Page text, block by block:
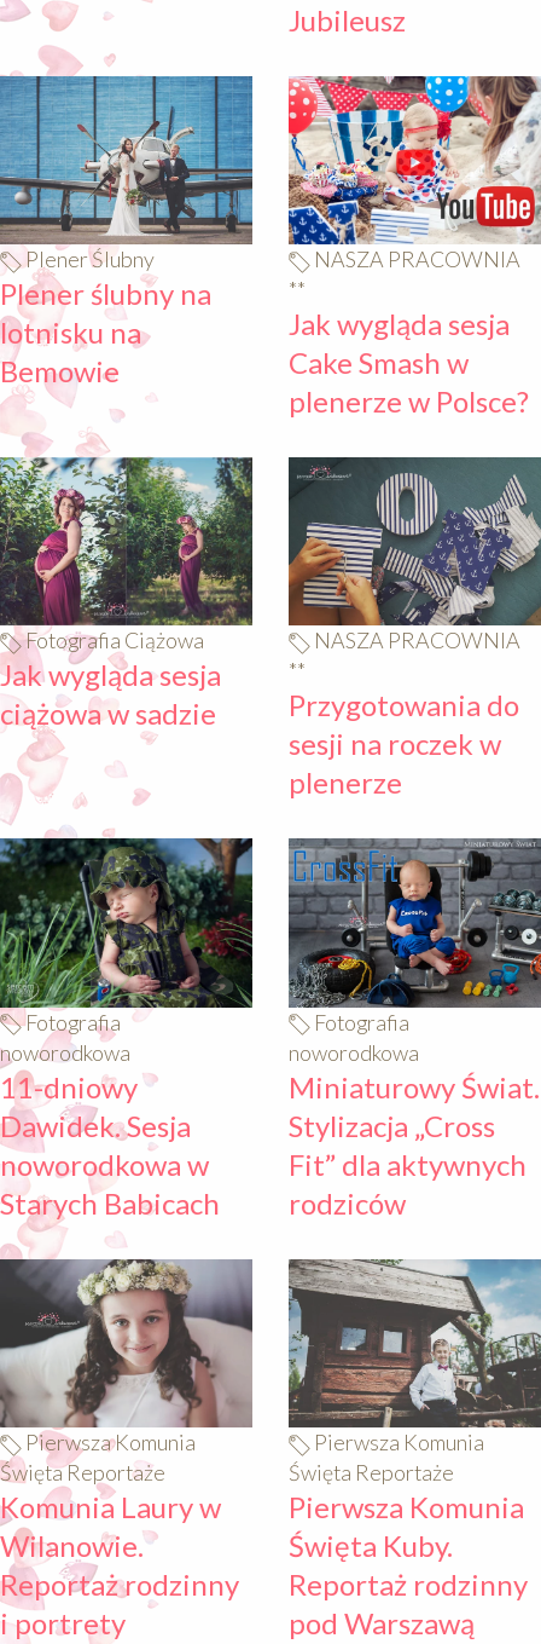
Jubileusz
640
Plener Ślubny
Plener ślubny na
lotnisku na
Bemowie
640
NASZA PRACOWNIA
**
Jak wygląda sesja
Cake Smash w
plenerze w Polsce?
640
Fotografia Ciążowa
Jak wygląda sesja
ciążowa w sadzie
640
NASZA PRACOWNIA
**
Przygotowania do
sesji na roczek w
plenerze
640
Fotografia
noworodkowa
11-dniowy
Dawidek. Sesja
noworodkowa w
Starych Babicach
640
Fotografia
noworodkowa
Miniaturowy Świat.
Stylizacja „Cross
Fit” dla aktywnych
rodziców
640
Pierwsza Komunia
Święta Reportaże
Komunia Laury w
Wilanowie.
Reportaż rodzinny
i portrety
640
Pierwsza Komunia
Święta Reportaże
Pierwsza Komunia
Święta Kuby.
Reportaż rodzinny
pod Warszawą